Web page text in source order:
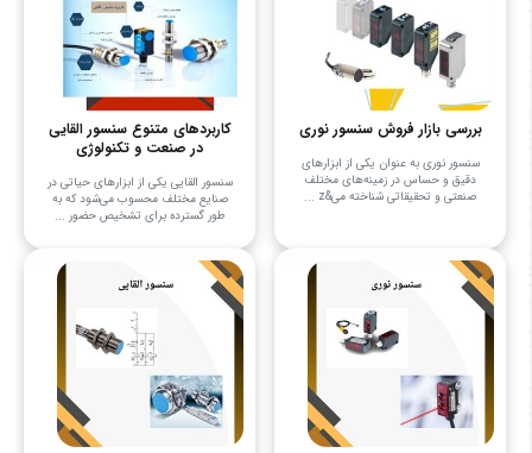
بررسی بازار فروش سنسور نوری
سنسور نوری به عنوان یکی از ابزارهای
دقیق و حساس در زمینه‌های مختلف
صنعتی و تحقیقاتی شناخته می&z ...
کاربردهای متنوع سنسور القایی
در صنعت و تکنولوژی
سنسور القایی یکی از ابزارهای حیاتی در
صنایع مختلف محسوب می‌شود که به
طور گسترده برای تشخیص حضور ...